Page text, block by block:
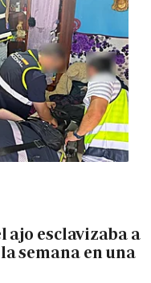
ajo esclavizaba a
semana en una